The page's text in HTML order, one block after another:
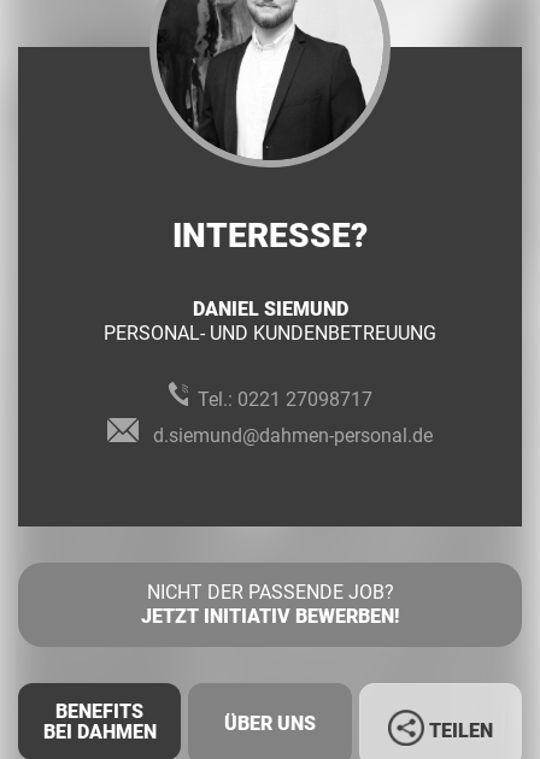
INTERESSE?
DANIEL SIEMUND
PERSONAL- UND KUNDENBETREUUNG
Tel.: 0221 27098717
d.siemund@dahmen-personal.de
NICHT DER PASSENDE JOB?
JETZT INITIATIV BEWERBEN!
BENEFITS
BEI DAHMEN
ÜBER UNS TEILEN